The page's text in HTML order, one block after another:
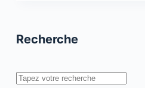
Recherche
Rechercher